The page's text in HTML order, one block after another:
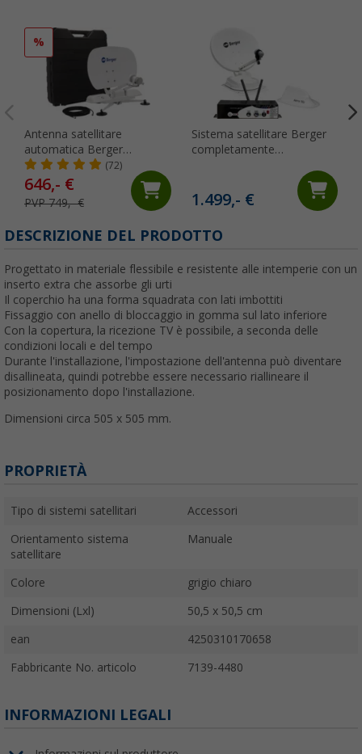
%
Antenna satellitare
automatica Berger
Pathfinder 2.0 pieghevole
bianco
(72)
646,- €
PVP 749,- €
Sistema satellitare Berger
completamente
camper/caravan/furgonati/
1.499,- €
DESCRIZIONE DEL PRODOTTO
Progettato in materiale flessibile e resistente alle intemperie con un
inserto extra che assorbe gli urti
Il coperchio ha una forma squadrata con lati imbottiti
Fissaggio con anello di bloccaggio in gomma sul lato inferiore
Con la copertura, la ricezione TV è possibile, a seconda delle
condizioni locali e del tempo
Durante l'installazione, l'impostazione dell'antenna può diventare
disallineata, quindi potrebbe essere necessario riallineare il
posizionamento dopo l'installazione.
Dimensioni circa 505 x 505 mm.
PROPRIETÀ
Tipo di sistemi satellitari Accessori
Orientamento sistema
satellitare
Manuale
Colore grigio chiaro
Dimensioni (Lxl) 50,5 x 50,5 cm
ean 4250310170658
Fabbricante No. articolo 7139-4480
INFORMAZIONI LEGALI